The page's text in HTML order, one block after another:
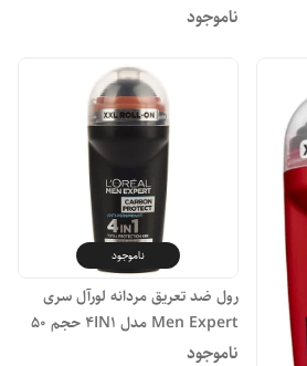
ناموجود
ناموجود
رول ضد تعریق مردانه لورآل سری
Men Expert مدل 4IN1 حجم 50
میلی لیتر
ناموجود